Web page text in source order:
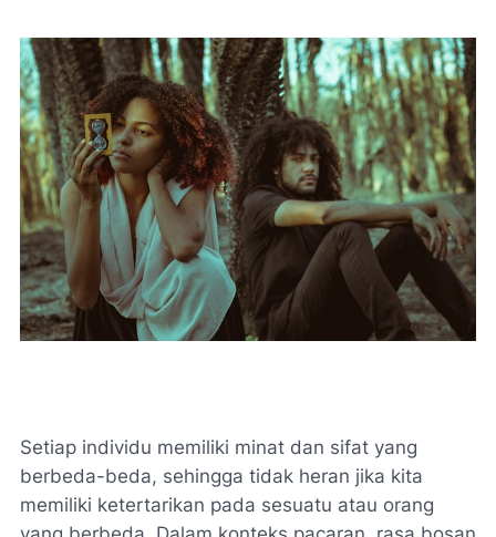
Setiap individu memiliki minat dan sifat yang
berbeda-beda, sehingga tidak heran jika kita
memiliki ketertarikan pada sesuatu atau orang